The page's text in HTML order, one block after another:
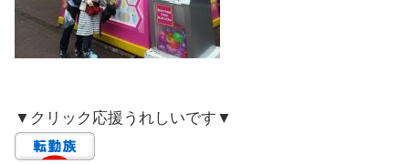
▼クリック応援うれしいです▼